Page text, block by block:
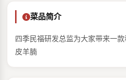
菜品简介
四季民福研发总监为大家带来一
皮羊腩